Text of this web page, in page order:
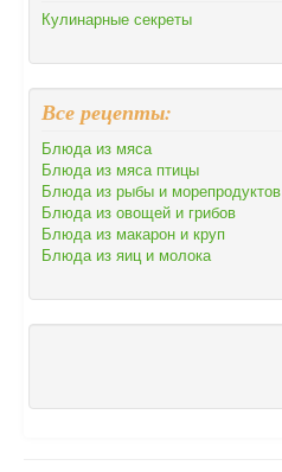
Кулинарные секреты
Все рецепты:
Блюда из мяса
Блюда из мяса птицы
Блюда из рыбы и морепродуктов
Блюда из овощей и грибов
Блюда из макарон и круп
Блюда из яиц и молока